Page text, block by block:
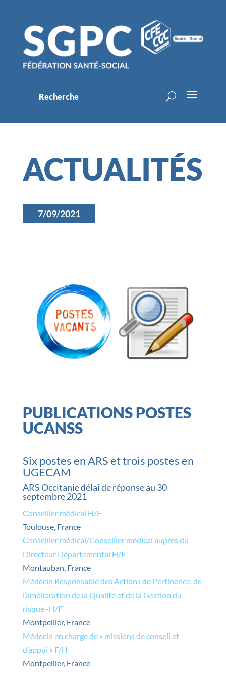
ACTUALITÉS
7/09/2021
PUBLICATIONS POSTES
UCANSS
Six postes en ARS et trois postes en
UGECAM
ARS Occitanie délai de réponse au 30
septembre 2021
Conseiller médical H/F
Toulouse, France
Conseiller médical/Conseiller médical auprès du
Directeur Départemental H/F
Montauban, France
Médecin Responsable des Actions de Pertinence, de
l’amélioration de la Qualité et de la Gestion du
risque -H/F
Montpellier, France
Médecin en charge de « missions de conseil et
d’appui » F/H
Montpellier, France